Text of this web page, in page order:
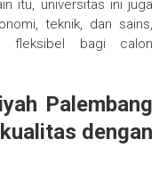
itu, universitas ini juga
teknik, dan sains,
fleksibel bagi calon
Palembang
dengan